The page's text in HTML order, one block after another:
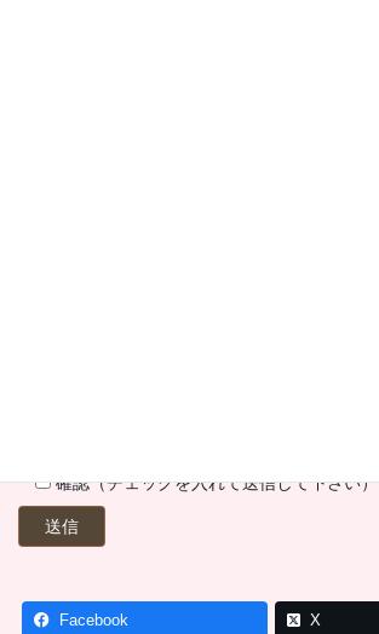
確認（チェックを入れて送信して下さい）
Facebook X